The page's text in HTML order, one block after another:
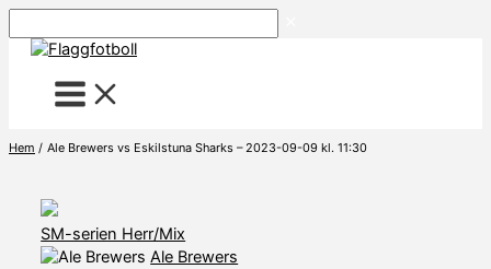
till
Hem Ale Brewers vs Eskilstuna Sharks – 2023-09-09 kl. 11:30
SM-serien Herr/Mix
Ale Brewers